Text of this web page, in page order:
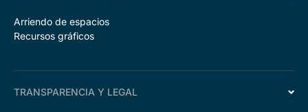
Arriendo de espacios
Recursos gráficos
TRANSPARENCIA Y LEGAL